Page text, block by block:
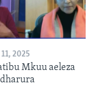
2025
Mkuu aeleza
dharura